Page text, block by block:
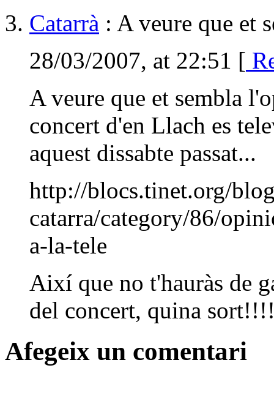
Catarrà : A veure que et
28/03/2007, at 22:51 [
A veure que et sembla
concert d'en Llach es
aquest dissabte passat...
http://blocs.tinet.org/
catarra/category/86/
a-la-tele
Així que no t'hauràs de
del concert, quina
Afegeix un comentari